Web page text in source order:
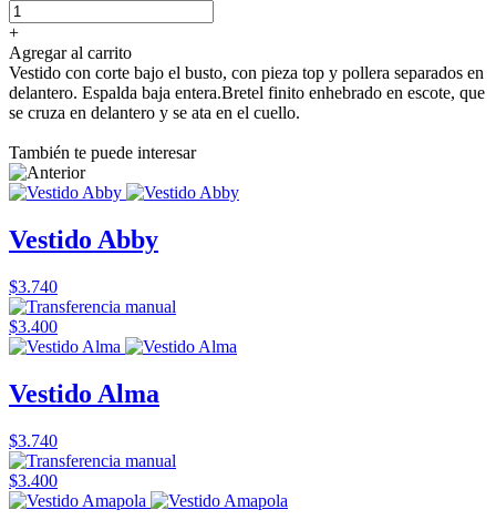
+
Agregar al carrito
Vestido con corte bajo el busto, con pieza top y pollera separados en
delantero. Espalda baja entera.Bretel finito enhebrado en escote, que
se cruza en delantero y se ata en el cuello.
También te puede interesar
Vestido Abby
$3.740
$3.400
Vestido Alma
$3.740
$3.400